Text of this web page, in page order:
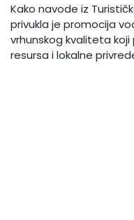
Kako navode iz
privukla je promocija
vrhunskog kvaliteta
resursa i lokalne